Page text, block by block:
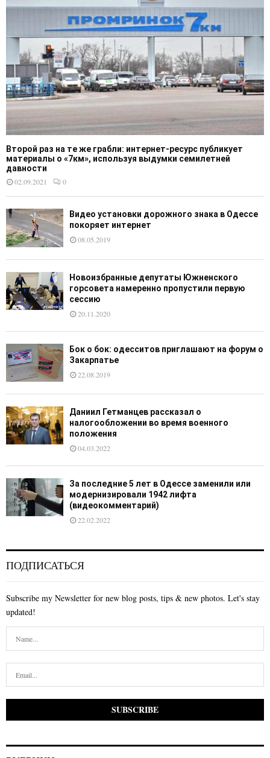
Второй раз на те же грабли: интернет-ресурс публикует
материалы о «7км», используя выдумки семилетней
давности
02.09.2021
0
Видео установки дорожного знака в Одессе
покоряет интернет
08.05.2019
Новоизбранные депутаты Южненского
горсовета намеренно пропустили первую
сессию
20.11.2020
Бок о бок: одесситов приглашают на форум о
Закарпатье
22.08.2019
Даниил Гетманцев рассказал о
налогообложении во время военного
положения
04.03.2022
За последние 5 лет в Одессе заменили или
модернизировали 1942 лифта
(видеокомментарий)
22.02.2022
ПОДПИСАТЬСЯ
Subscribe my Newsletter for new blog posts, tips & new photos. Let's stay
updated!